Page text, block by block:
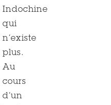
Indochine
qui
n’existe
plus.
Au
cours
d’un